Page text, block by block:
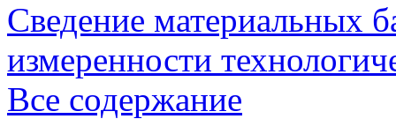
Сведение материальных
измеренности
Все содержание